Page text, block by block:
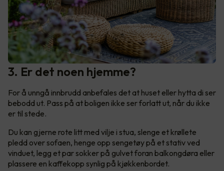
3. Er det noen hjemme?
For å unngå innbrudd anbefales det at huset eller hytta di ser
bebodd ut. Pass på at boligen ikke ser forlatt ut, når du ikke
er til stede.
Du kan gjerne rote litt med vilje i stua, slenge et krøllete
pledd over sofaen, henge opp sengetøy på et stativ ved
vinduet, legg et par sokker på gulvet foran balkongdøra eller
plassere en kaffekopp synlig på kjøkkenbordet.